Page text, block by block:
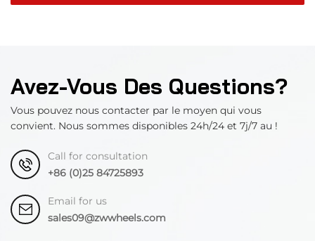
Avez-Vous Des Questions?
Vous pouvez nous contacter par le moyen qui vous
convient. Nous sommes disponibles 24h/24 et 7j/7 au !
Call for consultation
+86 (0)25 84725893
Email for us
sales09@zwwheels.com